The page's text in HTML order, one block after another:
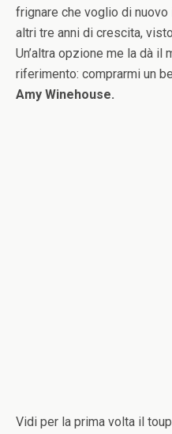
frignare che voglio di
altri tre anni di crescita,
Un’altra opzione me la dà
riferimento: comprarmi un
Amy Winehouse.
Vidi per la prima volta il